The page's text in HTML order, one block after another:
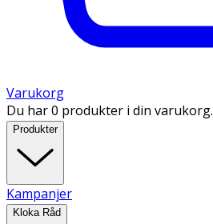
Varukorg
Du har 0 produkter i din varukorg.
Produkter
Kampanjer
Kloka Råd